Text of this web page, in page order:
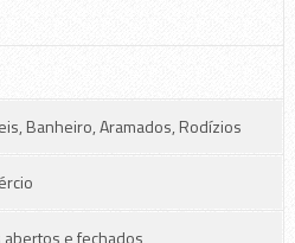
Banheiro, Aramados, Rodízios
abertos e fechados